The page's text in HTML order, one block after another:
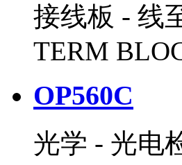
接线板 -
TERM
OP560C
光学 - 光电